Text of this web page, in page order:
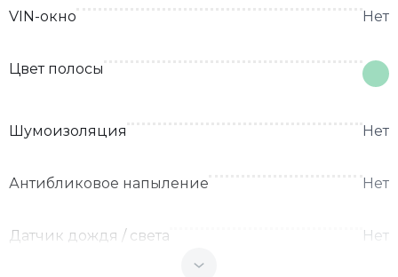
VIN-окно Нет
Цвет полосы
Шумоизоляция Нет
Антибликовое напыление Нет
Датчик дождя / света Нет